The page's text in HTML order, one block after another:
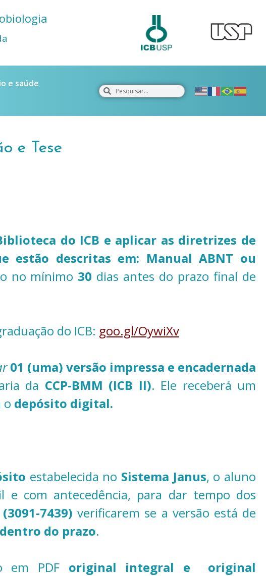
e saúde
e Tese
do ICB e aplicar as diretrizes de
estão descritas em: Manual ABNT ou
no mínimo 30 dias antes do prazo final de
do ICB: goo.gl/OywiXv
01 (uma) versão impressa e encadernada
da CCP-BMM (ICB II). Ele receberá um
o depósito digital.
estabelecida no Sistema Janus, o aluno
e com antecedência, para dar tempo dos
(3091-7439)verificarem se a versão está de
dentro do prazo.
em PDF original integral e original